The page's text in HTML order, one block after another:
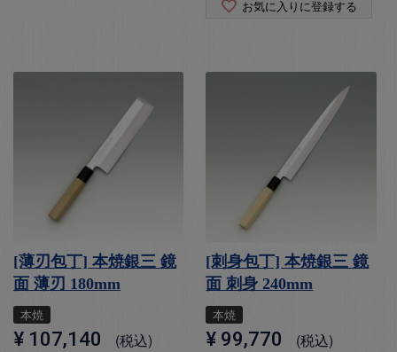
お気に入りに登録する
[薄刃包丁] 本焼銀三 鏡
面 薄刃 180mm
本焼
¥ 107,140 税込
[刺身包丁] 本焼銀三 鏡
面 刺身 240mm
本焼
¥ 99,770 税込